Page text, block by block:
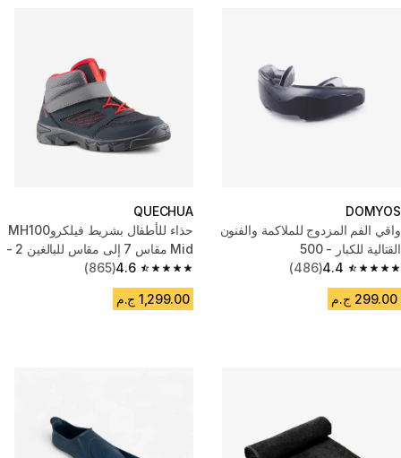
DOMYOS
واقي الفم المزدوج للملاكمة والفنون
القتالية للكبار - 500
4.4
4.4 out of 5 stars from 486 reviews
(486)
299.00 ج.م
QUECHUA
حذاء للأطفال بشريط فيلكروMH100
Mid مقاس 7 إلى مقاس للبالغين 2 -
رمادي
4.6
4.6 out of 5 stars from 865 reviews
(865)
1,299.00 ج.م